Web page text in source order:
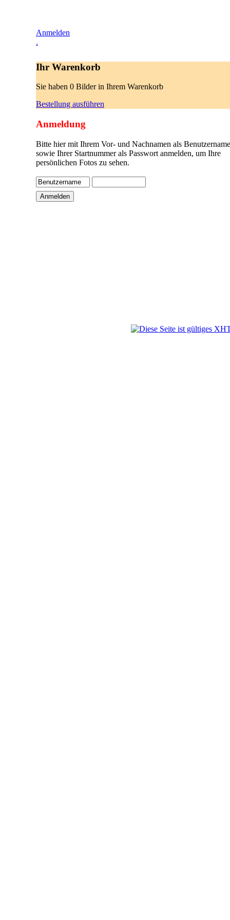
Anmelden
.
Ihr Warenkorb
Sie haben 0 Bilder in Ihrem Warenkorb
Bestellung ausführen
Anmeldung
Bitte hier mit Ihrem Vor- und Nachnamen als
sowie Ihrer Startnummer als Passwort anmelden, um Ihre
persönlichen Fotos zu sehen.